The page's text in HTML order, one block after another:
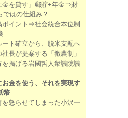
金を貸す」郵貯+年金⇒財
ではの仕組み？
ポイント⇒社会統合本位制
ート確立から、脱米支配へ
長が提案する「徴農制」
を掲げる岩國哲人衆議院議
お金を使う、それを実現す
幣
を怒らせてしまった小沢一